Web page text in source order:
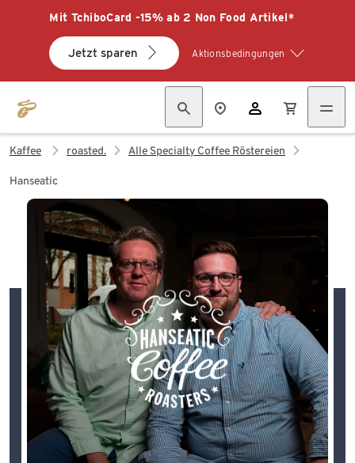
Mit TchiboCard -15% ab 2 Non Food Artikel*
Jetzt sparen Aktionsbedingungen
Kaffee roasted. Alle Specialty Coffee Röstereien
Hanseatic